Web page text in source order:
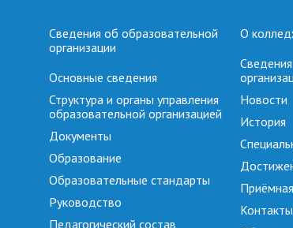
Сведения об образовательной
организации
Основные сведения
Структура и органы управления
образовательной организацией
Документы
Образование
Образовательные стандарты
Руководство
Педагогический состав
О
Новости
История
Контакты